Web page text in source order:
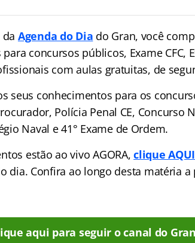
Agenda do Dia do Gran, você
concursos públicos, Exame CFC,
com aulas gratuitas, de
seus conhecimentos para os
Polícia Penal CE, Concurso
Naval e 41° Exame de Ordem.
estão ao vivo AGORA,clique AQUI
dia. Confira ao longo desta matéria
aqui para seguir o canal do